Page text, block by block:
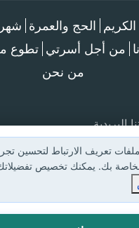
الحج والعمرة
من أجل أسرتي تطوع
من نحن
البريدية
تعريف الارتباط لتحسين
بك. يمكنك تخصيص